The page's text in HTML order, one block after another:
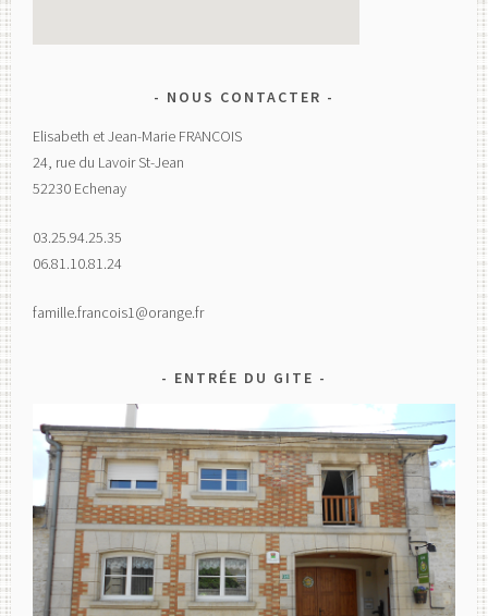
NOUS CONTACTER
Elisabeth et Jean-Marie FRANCOIS
24, rue du Lavoir St-Jean
52230 Echenay
03.25.94.25.35
06.81.10.81.24
famille.francois1@orange.fr
ENTRÉE DU GITE